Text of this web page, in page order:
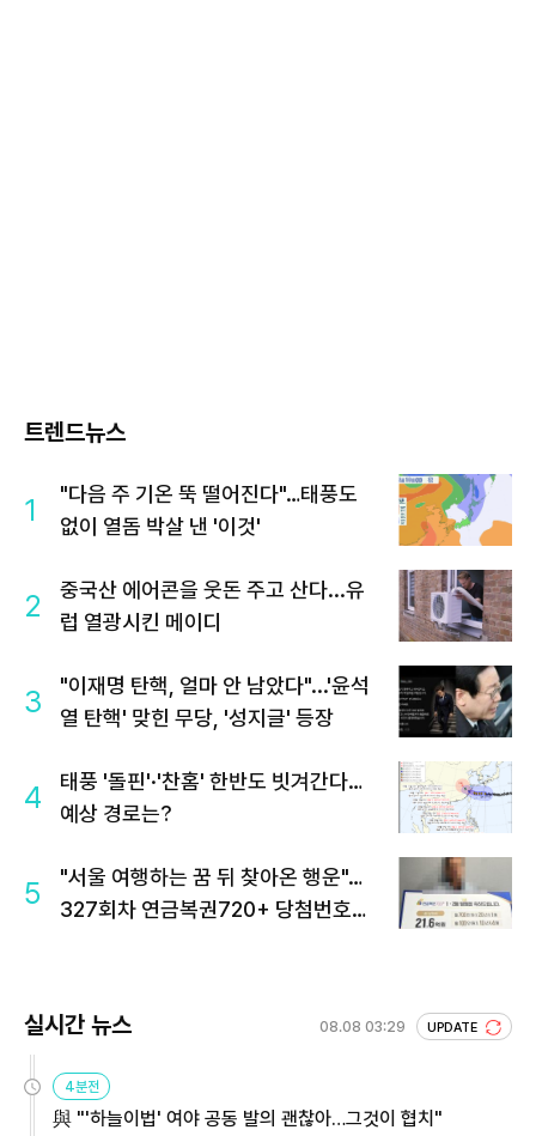
트렌드뉴스
1
"다음 주 기온 뚝 떨어진다"…태풍도
없이 열돔 박살 낸 '이것'
2
중국산 에어콘을 웃돈 주고 산다...유
럽 열광시킨 메이디
3
"이재명 탄핵, 얼마 안 남았다"...'윤석
열 탄핵' 맞힌 무당, '성지글' 등장
4
태풍 '돌핀'·'찬홈' 한반도 빗겨간다…
예상 경로는?
5
"서울 여행하는 꿈 뒤 찾아온 행운"…
327회차 연금복권720+ 당첨번호조
실시간 뉴스 08.08 03:29 UPDATE
4분전
與 "'하늘이법' 여야 공동 발의 괜찮아…그것이 협치"